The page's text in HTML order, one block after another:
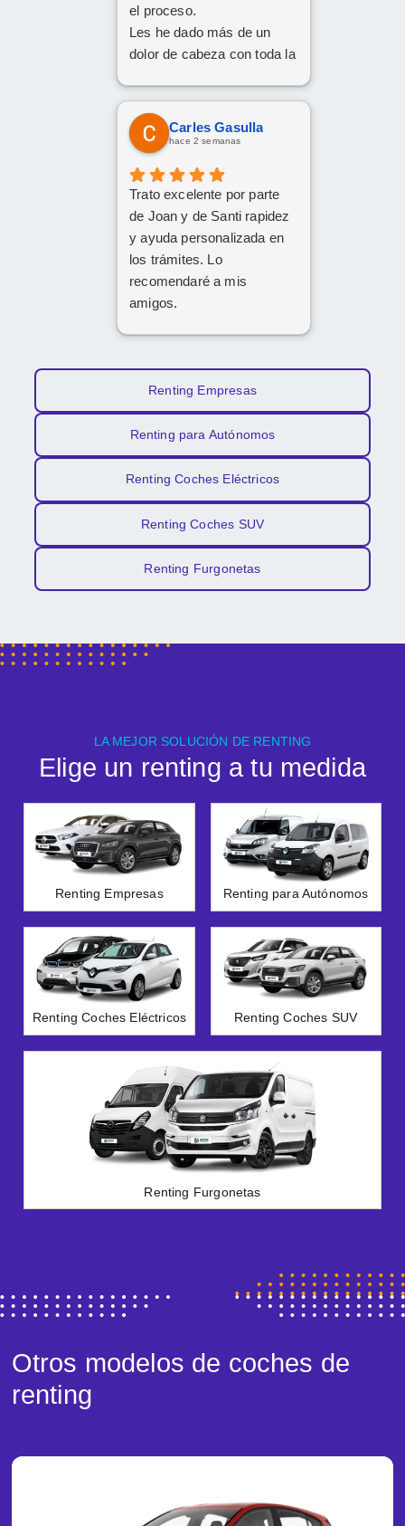
el proceso.
Les he dado más de un
dolor de cabeza con toda la
trámites, pero siempre han
tenido una paciencia
increíble y un trato cercano
implicación y
profesionalidad, al final han
conseguido sacar adelante
la operación de renting.
por todo!
Carles Gasulla
hace 2 semanas
Trato excelente por parte
de Joan y de Santi rapidez
y ayuda personalizada en
los trámites. Lo
recomendaré a mis
amigos.
Renting Empresas
Renting para Autónomos
Renting Coches Eléctricos
Renting Coches SUV
Renting Furgonetas
LA MEJOR SOLUCIÓN DE RENTING
Elige un renting a tu medida
Renting Empresas Renting para Autónomos
Renting Coches Eléctricos Renting Coches SUV
Renting Furgonetas
Otros modelos de coches de
renting